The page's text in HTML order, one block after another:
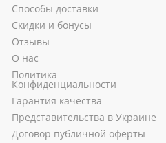
Способы доставки
Скидки и бонусы
Отзывы
О нас
Политика
Конфиденциальности
Гарантия качества
Представительства в Украине
Договор публичной оферты